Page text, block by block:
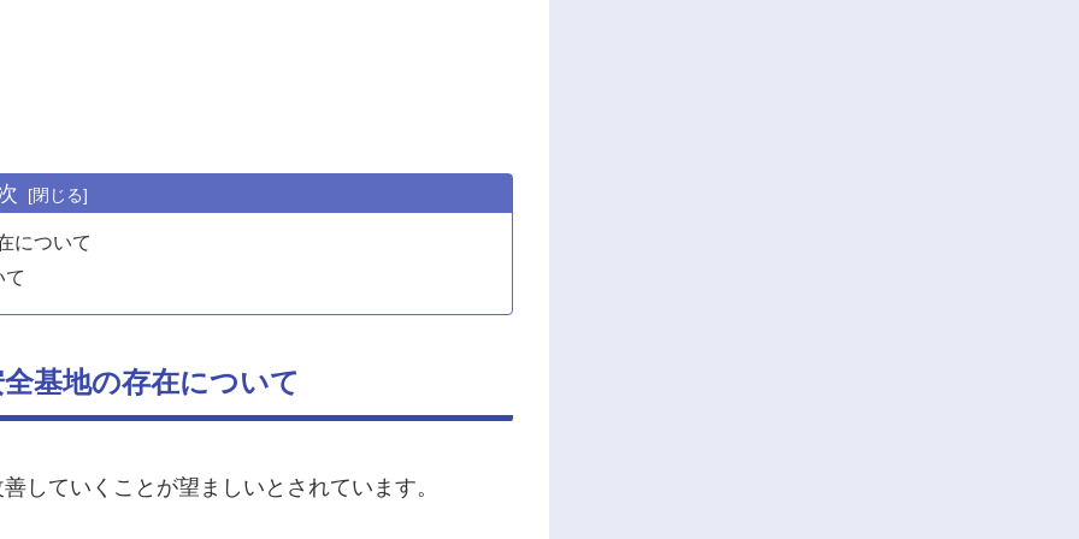
について
て
基地の存在について
していくことが望ましいとされています。